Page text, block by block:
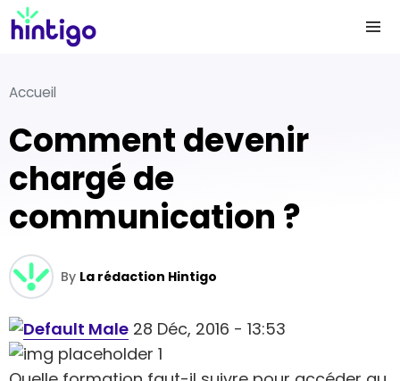
Accueil
Comment devenir
chargé de
communication ?
By La rédaction Hintigo
28 Déc, 2016 - 13:53